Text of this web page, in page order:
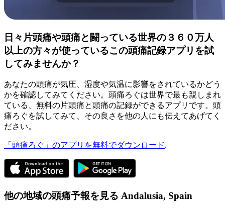
日々片頭痛や頭痛と闘っている世界の３６０万人
以上の方々が使っているこの頭痛記録アプリを試
してみませんか？
あなたの頭痛が気圧、湿度や気温に影響をされているかどう
かを確認してみてください。頭痛ろぐは世界で最も親しまれ
ている、無料の片頭痛と頭痛の記録ができるアプリです。頭
痛ろぐを試してみて、その良さを他の人にも伝えてあげてく
ださい。
「頭痛ろぐ」のアプリを無料でダウンロード.
他の地域の頭痛予報を見る Andalusia, Spain